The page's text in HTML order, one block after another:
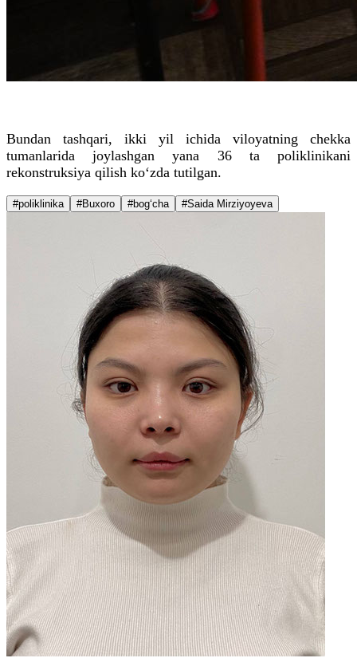
Bundan tashqari, ikki yil ichida viloyatning chekka
tumanlarida joylashgan yana 36 ta poliklinikani
rekonstruksiya qilish ko‘zda tutilgan.
#poliklinika #Buxoro #bog‘cha #Saida Mirziyoyeva